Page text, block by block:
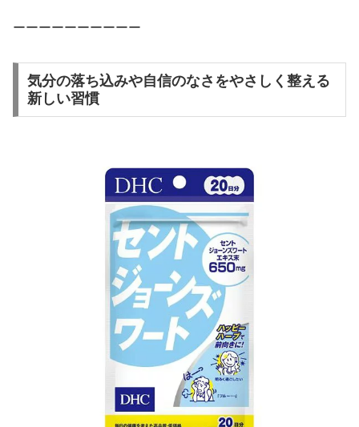
ーーーーーーーーーー
気分の落ち込みや自信のなさをやさしく整える
新しい習慣